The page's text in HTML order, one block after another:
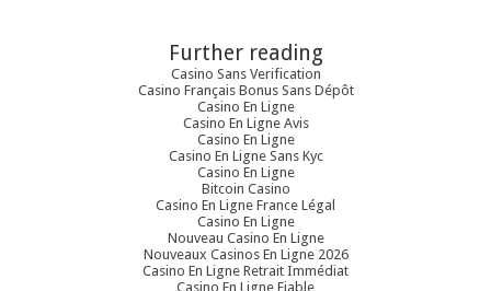
Further reading
Casino Sans Verification
Casino Français Bonus Sans Dépôt
Casino En Ligne
Casino En Ligne Avis
Casino En Ligne
Casino En Ligne Sans Kyc
Casino En Ligne
Bitcoin Casino
Casino En Ligne France Légal
Casino En Ligne
Nouveau Casino En Ligne
Nouveaux Casinos En Ligne 2026
Casino En Ligne Retrait Immédiat
Casino En Ligne Fiable